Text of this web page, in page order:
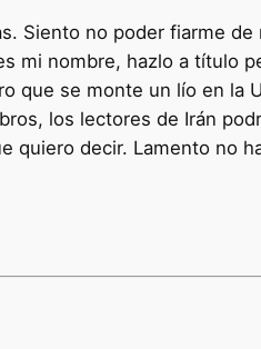
Siento no poder fiarme
mi nombre, hazlo a título
que se monte un lío en la
los lectores de Irán
quiero decir. Lamento no